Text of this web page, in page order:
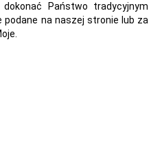
Państwo tradycyjnym
podane na naszej stronie lub za